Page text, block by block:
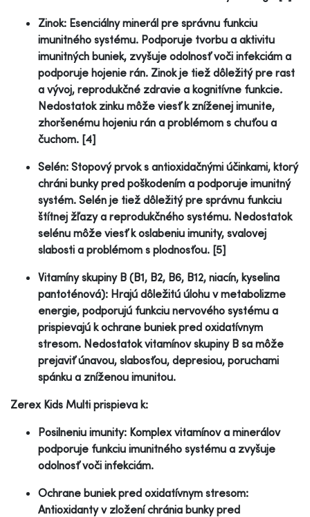
Zinok: Esenciálny minerál pre správnu funkciu
imunitného systému. Podporuje tvorbu a aktivitu
imunitných buniek, zvyšuje odolnosť voči infekciám a
podporuje hojenie rán. Zinok je tiež dôležitý pre rast
a vývoj, reprodukčné zdravie a kognitívne funkcie.
Nedostatok zinku môže viesť k zníženej imunite,
zhoršenému hojeniu rán a problémom s chuťou a
čuchom. [4]
Selén: Stopový prvok s antioxidačnými účinkami, ktorý
chráni bunky pred poškodením a podporuje imunitný
systém. Selén je tiež dôležitý pre správnu funkciu
štítnej žľazy a reprodukčného systému. Nedostatok
selénu môže viesť k oslabeniu imunity, svalovej
slabosti a problémom s plodnosťou. [5]
Vitamíny skupiny B (B1, B2, B6, B12, niacín, kyselina
pantoténová): Hrajú dôležitú úlohu v metabolizme
energie, podporujú funkciu nervového systému a
prispievajú k ochrane buniek pred oxidatívnym
stresom. Nedostatok vitamínov skupiny B sa môže
prejaviť únavou, slabosťou, depresiou, poruchami
spánku a zníženou imunitou.
Zerex Kids Multi prispieva k:
Posilneniu imunity: Komplex vitamínov a minerálov
podporuje funkciu imunitného systému a zvyšuje
odolnosť voči infekciám.
Ochrane buniek pred oxidatívnym stresom:
Antioxidanty v zložení chránia bunky pred